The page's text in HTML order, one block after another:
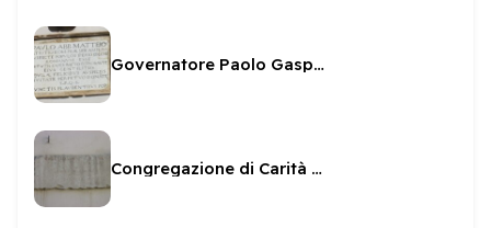
Governatore Paolo Gaspare Mattei
Congregazione di Carità a Palazzo Luparini